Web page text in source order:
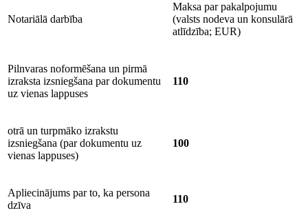
Notariālā darbība
Maksa par pakalpojumu
(valsts nodeva un konsulārā
atlīdzība; EUR)
Pilnvaras noformēšana un pirmā
izraksta izsniegšana par dokumentu
uz vienas lappuses
110
otrā un turpmāko izrakstu
izsniegšana (par dokumentu uz
vienas lappuses)
100
Apliecinājums par to, ka persona
dzīva
110